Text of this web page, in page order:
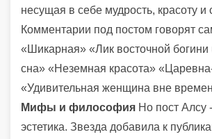
несущая в себе мудрость, красоту и
Комментарии под постом говорят
«Шикарная» «Лик восточной богини
сна» «Неземная красота»
«Удивительная женщина вне
Мифы и философия Но пост Алсу
эстетика. Звезда добавила к